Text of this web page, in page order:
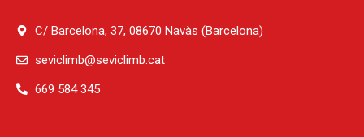
C/ Barcelona, 37, 08670 Navàs (Barcelona)
seviclimb@seviclimb.cat
669 584 345